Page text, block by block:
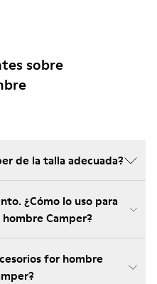
sobre
de la talla adecuada?
¿Cómo lo uso para
Camper?
for hombre